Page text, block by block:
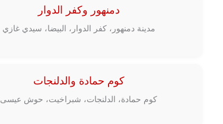
دمنهور وكفر الدوار
مدينة دمنهور، كفر الدوار، البيضا، سيدي غازي
كوم حمادة والدلنجات
كوم حمادة، الدلنجات، شبراخيت، حوش عيسى